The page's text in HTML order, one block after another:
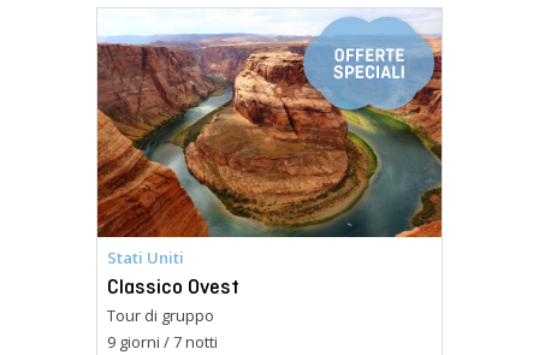
Stati Uniti
Classico Ovest
Tour di gruppo
9 giorni / 7 notti